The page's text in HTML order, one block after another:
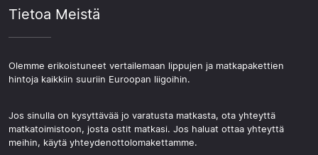
Tietoa Meistä
Olemme erikoistuneet vertailemaan lippujen ja matkapakettien
hintoja kaikkiin suuriin Euroopan liigoihin.
Jos sinulla on kysyttävää jo varatusta matkasta, ota yhteyttä
matkatoimistoon, josta ostit matkasi. Jos haluat ottaa yhteyttä
meihin, käytä yhteydenottolomakettamme.